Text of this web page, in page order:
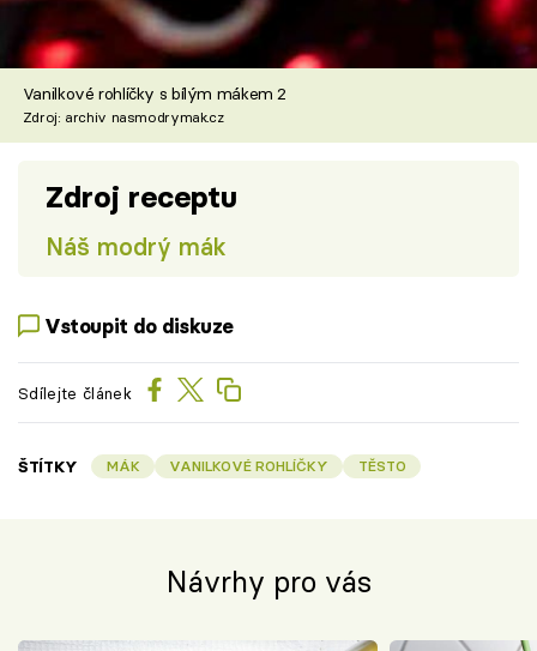
Vanilkové rohlíčky s bílým mákem 2
Zdroj: archiv nasmodrymak.cz
Zdroj receptu
Náš modrý mák
Vstoupit do diskuze
Sdílejte článek
ŠTÍTKY MÁK VANILKOVÉ ROHLÍČKY TĚSTO
Návrhy pro vás